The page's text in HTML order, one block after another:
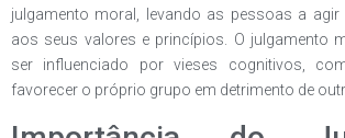
julgamento moral, levando as pessoas a
aos seus valores e princípios. O julgamento
ser influenciado por vieses cognitivos,
favorecer o próprio grupo em detrimento de